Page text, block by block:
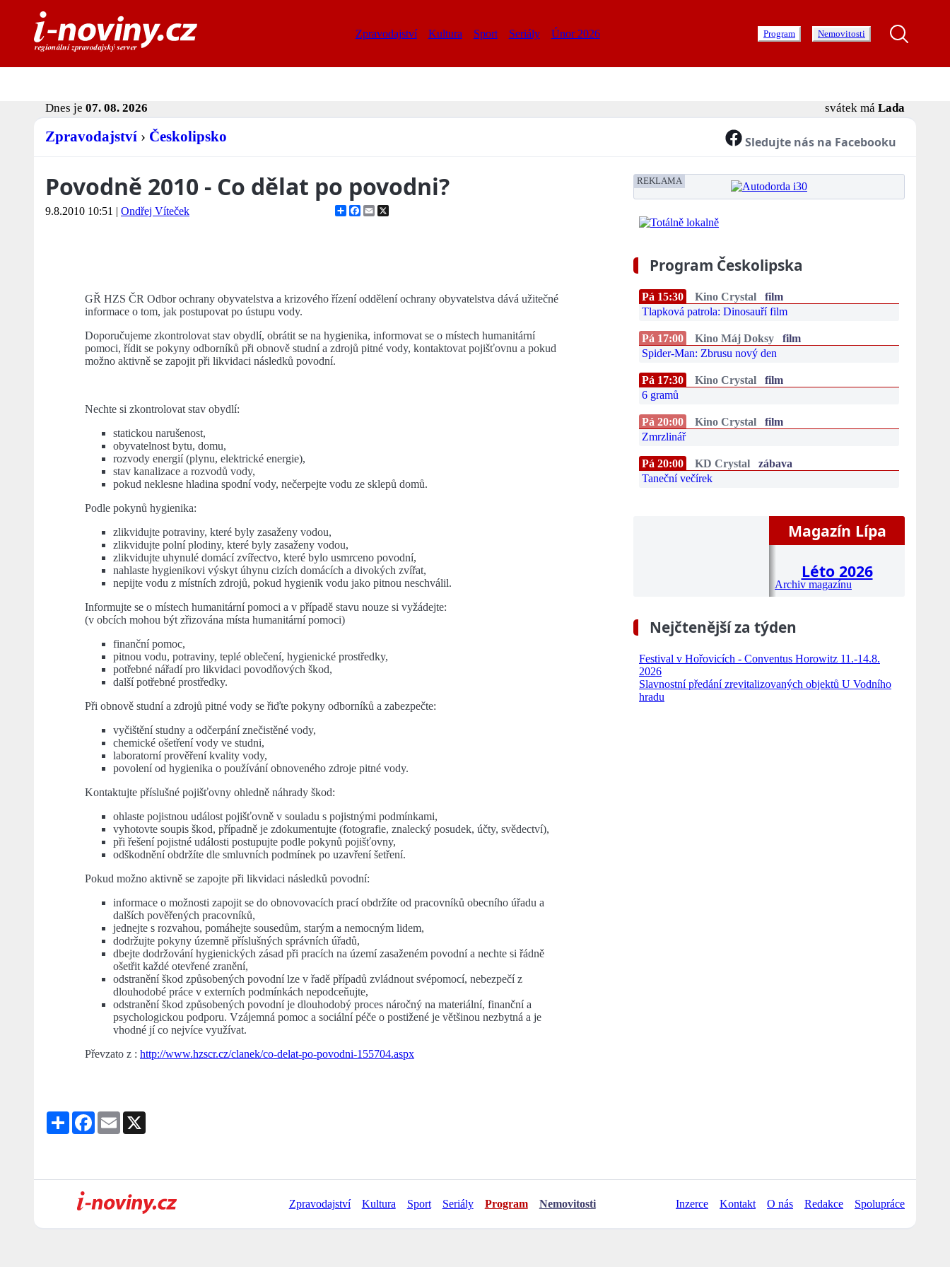
Zpravodajství Kultura Sport Seriály Únor 2026 Program Nemovitosti
Dnes je 07. 08. 2026 svátek má Lada
Zpravodajství › Českolipsko Sledujte nás na Facebooku
Povodně 2010 - Co dělat po povodni?
9.8.2010 10:51 | Ondřej Víteček ShareFacebook
Email
GŘ HZS ČR Odbor ochrany obyvatelstva a krizového řízení oddělení ochrany obyvatelstva dává užitečné
informace o tom, jak postupovat po ústupu vody.
Doporučujeme zkontrolovat stav obydlí, obrátit se na hygienika, informovat se o místech humanitární
pomoci, řídit se pokyny odborníků při obnově studní a zdrojů pitné vody, kontaktovat pojišťovnu a pokud
možno aktivně se zapojit při likvidaci následků povodní.
Nechte si zkontrolovat stav obydlí:
statickou narušenost,
obyvatelnost bytu, domu,
rozvody energií (plynu, elektrické energie),
stav kanalizace a rozvodů vody,
pokud neklesne hladina spodní vody, nečerpejte vodu ze sklepů domů.
Podle pokynů hygienika:
zlikvidujte potraviny, které byly zasaženy vodou,
zlikvidujte polní plodiny, které byly zasaženy vodou,
zlikvidujte uhynulé domácí zvířectvo, které bylo usmrceno povodní,
nahlaste hygienikovi výskyt úhynu cizích domácích a divokých zvířat,
nepijte vodu z místních zdrojů, pokud hygienik vodu jako pitnou neschválil.
Informujte se o místech humanitární pomoci a v případě stavu nouze si vyžádejte:
(v obcích mohou být zřizována místa humanitární pomoci)
finanční pomoc,
pitnou vodu, potraviny, teplé oblečení, hygienické prostředky,
potřebné nářadí pro likvidaci povodňových škod,
další potřebné prostředky.
Při obnově studní a zdrojů pitné vody se řiďte pokyny odborníků a zabezpečte:
vyčištění studny a odčerpání znečistěné vody,
chemické ošetření vody ve studni,
laboratorní prověření kvality vody,
povolení od hygienika o používání obnoveného zdroje pitné vody.
Kontaktujte příslušné pojišťovny ohledně náhrady škod:
ohlaste pojistnou událost pojišťovně v souladu s pojistnými podmínkami,
vyhotovte soupis škod, případně je zdokumentujte (fotografie, znalecký posudek, účty, svědectví),
při řešení pojistné události postupujte podle pokynů pojišťovny,
odškodnění obdržíte dle smluvních podmínek po uzavření šetření.
Pokud možno aktivně se zapojte při likvidaci následků povodní:
informace o možnosti zapojit se do obnovovacích prací obdržíte od pracovníků obecního úřadu a
dalších pověřených pracovníků,
jednejte s rozvahou, pomáhejte sousedům, starým a nemocným lidem,
dodržujte pokyny územně příslušných správních úřadů,
dbejte dodržování hygienických zásad při pracích na území zasaženém povodní a nechte si řádně
ošetřit každé otevřené zranění,
odstranění škod způsobených povodní lze v řadě případů zvládnout svépomocí, nebezpečí z
dlouhodobé práce v externích podmínkách nepodceňujte,
odstranění škod způsobených povodní je dlouhodobý proces náročný na materiální, finanční a
psychologickou podporu. Vzájemná pomoc a sociální péče o postižené je většinou nezbytná a je
vhodné jí co nejvíce využívat.
Převzato z : http://www.hzscr.cz/clanek/co-delat-po-povodni-155704.aspx
Share Facebook
Email
REKLAMA
Program Českolipska
Pá 15:30 Kino Crystal
film
Tlapková patrola: Dinosauří film
Pá 17:00 Kino Máj Doksy
film
Spider-Man: Zbrusu nový den
Pá 17:30 Kino Crystal
film
6 gramů
Pá 20:00 Kino Crystal
film
Zmrzlinář
Pá 20:00 KD Crystal
zábava
Taneční večírek
Magazín Lípa
Léto 2026
Archiv magazínu
Nejčtenější za týden
Festival v Hořovicích - Conventus Horowitz 11.-14.8.
2026
Slavnostní předání zrevitalizovaných objektů U Vodního
hradu
Zpravodajství Kultura Sport Seriály Program Nemovitosti Inzerce Kontakt O nás Redakce Spolupráce